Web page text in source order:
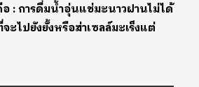
: การดื่มน้ำอุ่นแช่มะนาวฝานไม่ได้
ไปยังยั้งหรือฆ่าเซลล์มะเร็งแต่